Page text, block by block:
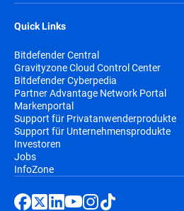
Quick Links
Bitdefender Central
Gravityzone Cloud Control Center
Bitdefender Cyberpedia
Partner Advantage Network Portal
Markenportal
Support für Privatanwenderprodukte
Support für Unternehmensprodukte
Investoren
Jobs
InfoZone